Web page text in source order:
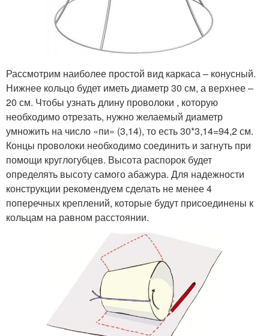
Рассмотрим наиболее простой вид каркаса – конусный.
Нижнее кольцо будет иметь диаметр 30 см, а верхнее –
20 см. Чтобы узнать длину проволоки , которую
необходимо отрезать, нужно желаемый диаметр
умножить на число «пи» (3,14), то есть 30*3,14=94,2 см.
Концы проволоки необходимо соединить и загнуть при
помощи круглогубцев. Высота распорок будет
определять высоту самого абажура. Для надежности
конструкции рекомендуем сделать не менее 4
поперечных креплений, которые будут присоединены к
кольцам на равном расстоянии.